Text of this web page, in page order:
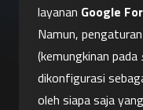
layanan Google
Namun,
(kemungkinan pada
dikonfigurasi
oleh siapa saja